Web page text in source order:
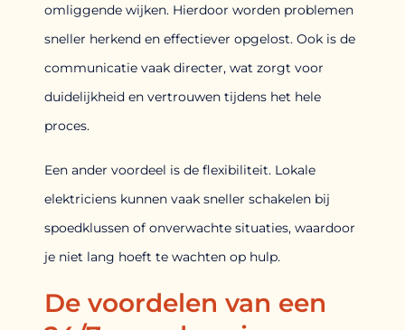
omliggende wijken. Hierdoor worden problemen
sneller herkend en effectiever opgelost. Ook is de
communicatie vaak directer, wat zorgt voor
duidelijkheid en vertrouwen tijdens het hele
proces.
Een ander voordeel is de flexibiliteit. Lokale
elektriciens kunnen vaak sneller schakelen bij
spoedklussen of onverwachte situaties, waardoor
je niet lang hoeft te wachten op hulp.
De voordelen van een